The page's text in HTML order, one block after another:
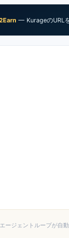
— KurageのURL
ージェントループが自